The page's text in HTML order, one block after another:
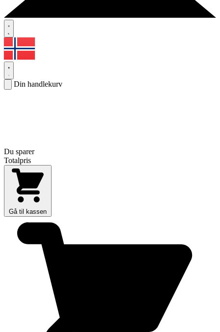
Din handlekurv
Du sparer
Totalpris
Gå til kassen